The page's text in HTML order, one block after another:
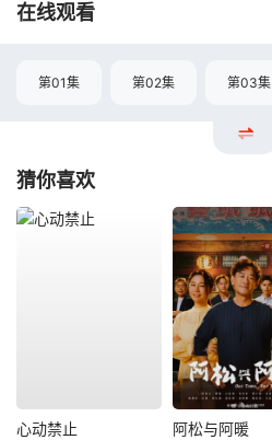
在线观看
第01集 第02集 第03集
猜你喜欢
心动禁止 阿松与阿暖